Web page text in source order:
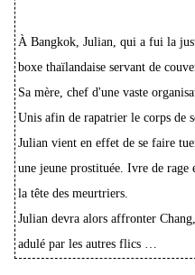
À Bangkok, Julian, qui a fui la
boxe thaïlandaise servant de
Sa mère, chef d'une vaste
Unis afin de rapatrier le corps
Julian vient en effet de se faire
une jeune prostituée. Ivre de rage
la tête des meurtriers.
Julian devra alors affronter
adulé par les autres flics …